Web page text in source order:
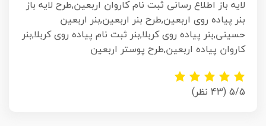
لایه باز اطلاع رسانی ثبت نام کاروان اربعین,طرح لایه باز
بنر پیاده روی اربعین,طرح بنر اربعین,بنر اربعین
حسینی,بنر پیاده روی کربلا,بنر ثبت نام پیاده روی کربلا,بنر
کاروان پیاده اربعین,طرح پوستر اربعین
5/5 (43 نظر)